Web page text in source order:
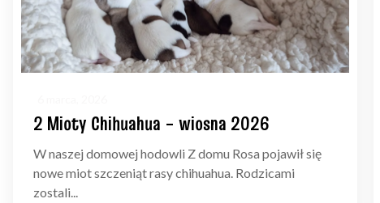
2 Mioty Chihuahua – wiosna 2026
W naszej domowej hodowli Z domu Rosa pojawił się
nowe miot szczeniąt rasy chihuahua. Rodzicami
zostali...